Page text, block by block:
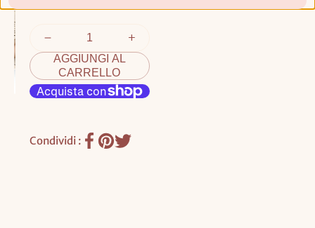
AGGIUNGI AL
CARRELLO
Condividi :